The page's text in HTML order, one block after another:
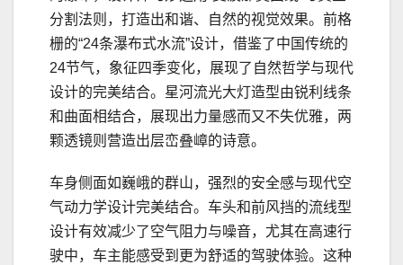
分割法则，打造出和谐、自然的视觉效果。前格
栅的“24条瀑布式水流”设计，借鉴了中国传统的
24节气，象征四季变化，展现了自然哲学与现代
设计的完美结合。星河流光大灯造型由锐利线条
和曲面相结合，展现出力量感而又不失优雅，两
颗透镜则营造出层峦叠嶂的诗意。
车身侧面如巍峨的群山，强烈的安全感与现代空
气动力学设计完美结合。车头和前风挡的流线型
设计有效减少了空气阻力与噪音，尤其在高速行
驶中，车主能感受到更为舒适的驾驶体验。这种